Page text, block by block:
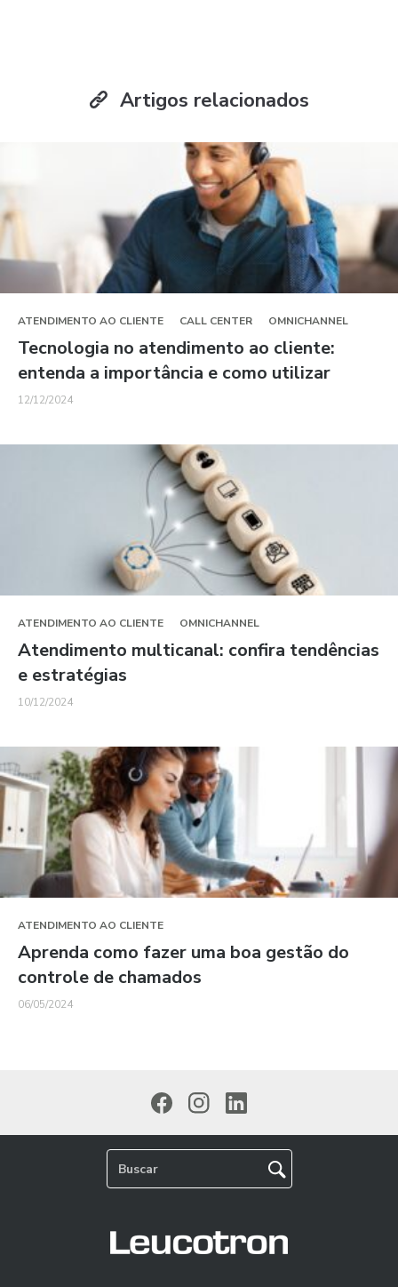
Artigos relacionados
ATENDIMENTO AO CLIENTE CALL CENTER OMNICHANNEL
Tecnologia no atendimento ao cliente:
entenda a importância e como utilizar
12/12/2024
ATENDIMENTO AO CLIENTE OMNICHANNEL
Atendimento multicanal: confira tendências
e estratégias
10/12/2024
ATENDIMENTO AO CLIENTE
Aprenda como fazer uma boa gestão do
controle de chamados
06/05/2024